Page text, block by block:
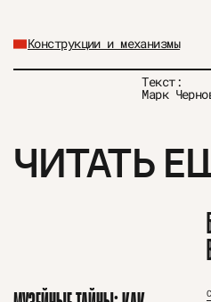
Конструкции и механизмы
Текст:
Марк
ЧИТАТЬ